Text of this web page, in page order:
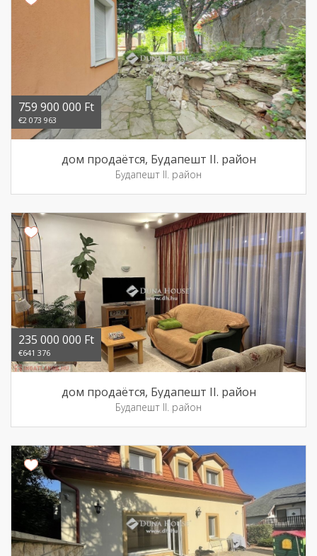
759 900 000 Ft
€2 073 963
дом продаётся, Будапешт II. район
Будапешт II. район
235 000 000 Ft
€641 376
дом продаётся, Будапешт II. район
Будапешт II. район